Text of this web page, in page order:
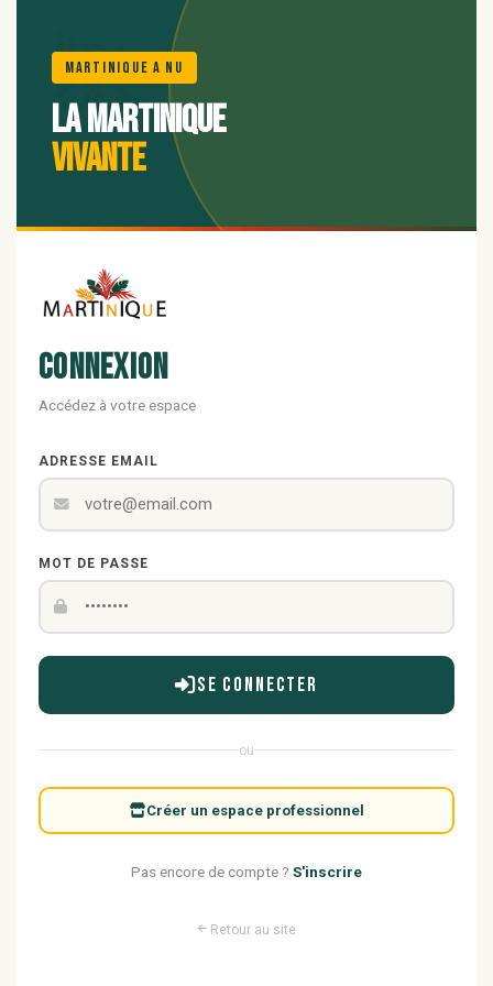
🌺
Martinique A Nu
La Martinique
vivante
Connexion
Accédez à votre espace
ADRESSE EMAIL
MOT DE PASSE
Se connecter
ou
Créer un espace professionnel
Pas encore de compte ? S'inscrire
Retour au site